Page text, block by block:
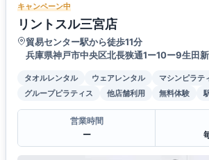
キャンペーン中
リントスル三宮店
貿易センター駅から徒歩11分
兵庫県神戸市中央区北長狭通1ー10ー9生田
タオルレンタル ウェアレンタル
マシンピラテ
グループピラティス
他店舗利用 無料体験
営業時間
ー